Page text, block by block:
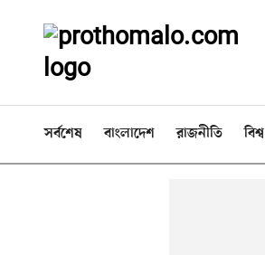
সর্বশেষ বাংলাদেশ রাজনীতি বিশ্ব